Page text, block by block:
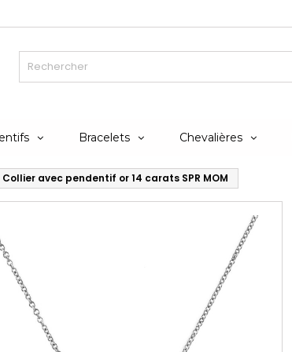
Bracelets Chevalières
Collier avec pendentif or 14 carats SPR MOM